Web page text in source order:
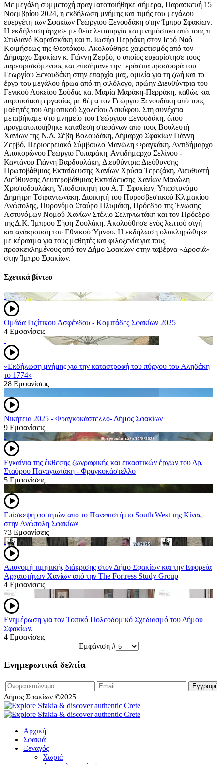
Με μεγάλη συμμετοχή πραγματοποιήθηκε σήμερα, Παρασκευή 15
Νοεμβρίου 2024, η εκδήλωση μνήμης και τιμής του μεγάλου
ευεργέτη των Σφακίων Γεώργιου Ξενουδάκη στην Ίμπρο Σφακίων.
Η εκδήλωση άρχισε με θεία λειτουργία και μνημόσυνο από τους π.
Στυλιανό Καραϊσκάκη και π. Ιωσήφ Περράκη στον Ιερό Ναό
Κοιμήσεως της Θεοτόκου. Ακολούθησε χαιρετισμός από τον
Δήμαρχο Σφακίων κ. Γιάννη Ζερβό, ο οποίος ευχαρίστησε τους
παρευρισκόμενους και επισήμανε την τεράστια προσφορά του
Γεωργίου Ξενουδάκη στην επαρχία μας, ομιλία για τη ζωή και το
έργο του μεγάλου ήρωα από τη φιλόλογο, πρώην Διευθύντρια του
Γενικού Λυκείου Σούδας κα. Μαρία Μαράκη-Περράκη, καθώς και
παρουσίαση εργασίας με θέμα τον Γεώργιο Ξενουδάκη από τους
μαθητές του Δημοτικού Σχολείου Ασκύφου. Στη συνέχεια
μεταβήκαμε στο μνημείο του Γεώργιου Ξενουδάκη, όπου
πραγματοποιήθηκε κατάθεση στεφάνων από τους Βουλευτή
Χανίων της Ν.Δ. Σέβη Βολουδάκη, Δήμαρχο Σφακίων Γιάννη
Ζερβό, Περιφερειακό Σύμβουλο Μανώλη Φραγκάκη, Αντιδήμαρχο
Αποκορώνου Γεώργιο Γυπαράκη, Αντιδήμαρχο Σελίνου -
Καντάνου Γιάννη Βαρδουλάκη, Διευθύντρια Διεύθυνσης
Πρωτοβάθμιας Εκπαίδευσης Χανίων Χρύσα Τερεζάκη, Διευθυντή
Διεύθυνσης Δευτεροβάθμιας Εκπαίδευσης Χανίων Μανώλη
Χριστοδουλάκη, Υποδιοικητή του Α.Τ. Σφακίων, Υπαστυνόμο
Δημήτρη Τσιραντωνάκη, Διοικητή του Πυροσβεστικού Κλιμακίου
Ανώπολης, Πυρονόμο Σταύρο Πλυμάκη, Πρόεδρο της Ένωσης
Αστυνόμων Νομού Χανίων Στέλιο Σεληνιωτάκη και τον Πρόεδρο
της Δ.Κ. Ίμπρου Σήφη Ζουλάκη. Ακολούθησε ενός λεπτού σιγή
και ανάκρουση του Εθνικού Ύμνου. Η εκδήλωση ολοκληρώθηκε
με κέρασμα για τους μαθητές και φιλοξενία για τους
προσκεκλημένους από τον Δήμο Σφακίων στην ταβέρνα «Δροσιά»
στην Ίμπρο Σφακίων.
Σχετικά βίντεο
Ομάδα Ριζίτικου Ασφένδου - Κομιτάδες Σφακίων 2025
4 Εμφανίσεις
«Εκδήλωση μνήμης για την καταστροφή του πύργου του Αληδάκη
το 1774»
28 Εμφανίσεις
Νικήτεια 2025 - Φραγκοκάστελλο- Δήμος Σφακίων
9 Εμφανίσεις
Εγκαίνια της έκθεσης ζωγραφικής και εικαστικών έργων του Δρ.
Σταύρου Παναγιωτάκη - Φραγκοκάστελλο
5 Εμφανίσεις
Επίσκεψη φοιτητών από το Πανεπιστήμιο South West της Κίνας
στην Ανώπολη Σφακίων
73 Εμφανίσεις
Απονομή τιμητικής διάκρισης στον Δήμο Σφακίων και την Εφορεία
Αρχαιοτήτων Χανίων από την The Fortress Study Group
4 Εμφανίσεις
Ενημέρωση για τον Τοπικό Πολεοδομικό Σχεδιασμό του Δήμου
Σφακίων.
4 Εμφανίσεις
Εμφάνιση #
Ενημερωτικά δελτία
Δήμος Σφακίων ©2025
Αρχική
Σφακιά
Ξεναγός
Χωριά